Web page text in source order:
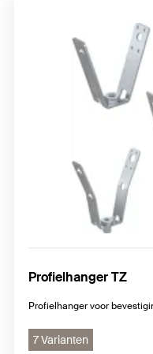
Profielhanger TZ
Profielhanger voor
7 Varianten